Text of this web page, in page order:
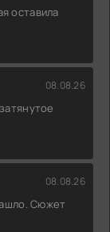
оставила
08.08.26
08.08.26
Сюжет